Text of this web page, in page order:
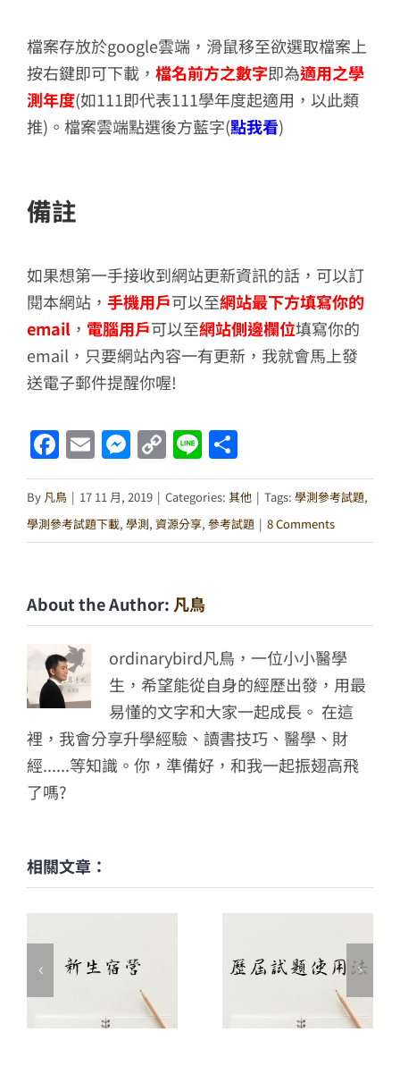
檔案存放於google雲端，滑鼠移至欲選取檔案上
按右鍵即可下載， 檔名前方之數字即為適用之學
測年度(如111即代表111學年度起適用，以此類
推)。檔案雲端點選後方藍字(點我看)
備註
如果想第一手接收到網站更新資訊的話，可以訂
閱本網站， 手機用戶可以至網站最下方填寫你的
email ， 電腦用戶可以至網站側邊欄位填寫你的
email，只要網站內容一有更新，我就會馬上發
送電子郵件提醒你喔!
Facebook
EmailMessenger
Copy
Link
Line
享
By 凡鳥 | 17 11 月, 2019 | Categories: 其他 | Tags: 學測參考試題,
學測參考試題下載, 學測, 資源分享, 參考試題 | 8 Comments
About the Author: 凡鳥
ordinarybird凡鳥，一位小小醫學
生，希望能從自身的經歷出發，用最
易懂的文字和大家一起成長。 在這
裡，我會分享升學經驗、讀書技巧、醫學、財
經......等知識。你，準備好，和我一起振翅高飛
了嗎?
相關文章：